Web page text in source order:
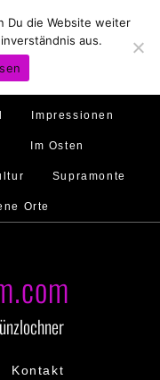
Feste feiern
Impressionen
Im Osten
Supramonte
Orte
Kontakt
Du die Website weiter
aus.